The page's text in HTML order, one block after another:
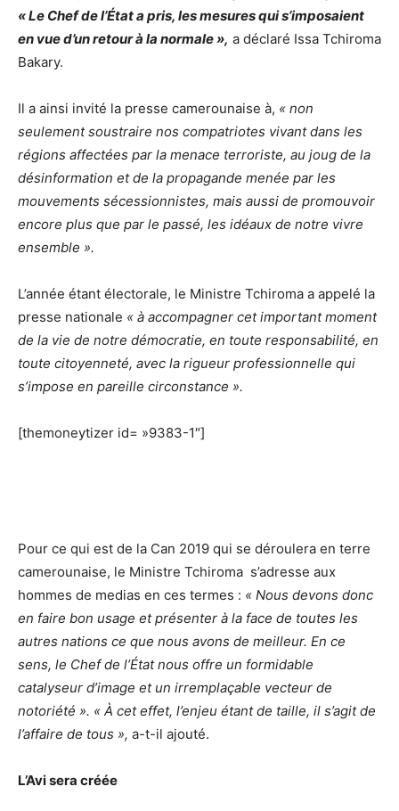
« Le Chef de l’État a pris, les mesures qui s’imposaient
en vue d’un retour à la normale », a déclaré Issa Tchiroma
Bakary.
Il a ainsi invité la presse camerounaise à, « non
seulement soustraire nos compatriotes vivant dans les
régions affectées par la menace terroriste, au joug de la
désinformation et de la propagande menée par les
mouvements sécessionnistes, mais aussi de promouvoir
encore plus que par le passé, les idéaux de notre vivre
ensemble ».
L’année étant électorale, le Ministre Tchiroma a appelé la
presse nationale « à accompagner cet important moment
de la vie de notre démocratie, en toute responsabilité, en
toute citoyenneté, avec la rigueur professionnelle qui
s’impose en pareille circonstance ».
[themoneytizer id= »9383-1″]
Pour ce qui est de la Can 2019 qui se déroulera en terre
camerounaise, le Ministre Tchiroma s’adresse aux
hommes de medias en ces termes : « Nous devons donc
en faire bon usage et présenter à la face de toutes les
autres nations ce que nous avons de meilleur. En ce
sens, le Chef de l’État nous offre un formidable
catalyseur d’image et un irremplaçable vecteur de
notoriété ». « À cet effet, l’enjeu étant de taille, il s’agit de
l’affaire de tous », a-t-il ajouté.
L’Avi sera créée